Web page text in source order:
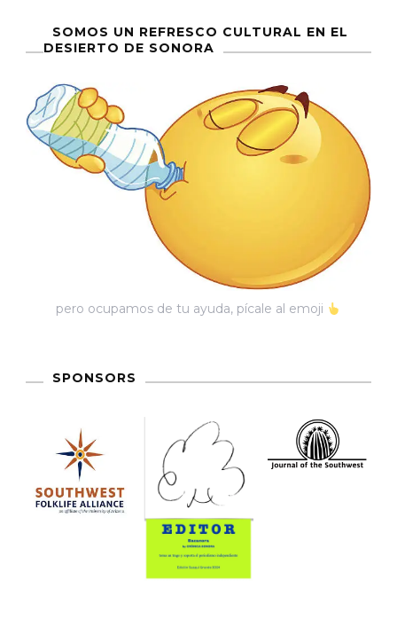
SOMOS UN REFRESCO CULTURAL EN EL
DESIERTO DE SONORA
pero ocupamos de tu ayuda, pícale al emoji
SPONSORS